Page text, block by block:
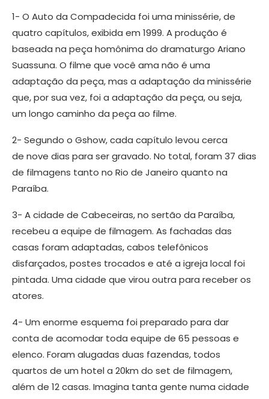
1- O Auto da Compadecida foi uma minissérie, de
quatro capítulos, exibida em 1999. A produção é
baseada na peça homônima do dramaturgo Ariano
Suassuna. O filme que você ama não é uma
adaptação da peça, mas a adaptação da minissérie
que, por sua vez, foi a adaptação da peça, ou seja,
um longo caminho da peça ao filme.
2- Segundo o Gshow, cada capítulo levou cerca
de nove dias para ser gravado. No total, foram 37 dias
de filmagens tanto no Rio de Janeiro quanto na
Paraíba.
3- A cidade de Cabeceiras, no sertão da Paraíba,
recebeu a equipe de filmagem. As fachadas das
casas foram adaptadas, cabos telefônicos
disfarçados, postes trocados e até a igreja local foi
pintada. Uma cidade que virou outra para receber os
atores.
4- Um enorme esquema foi preparado para dar
conta de acomodar toda equipe de 65 pessoas e
elenco. Foram alugadas duas fazendas, todos
quartos de um hotel a 20km do set de filmagem,
além de 12 casas. Imagina tanta gente numa cidade